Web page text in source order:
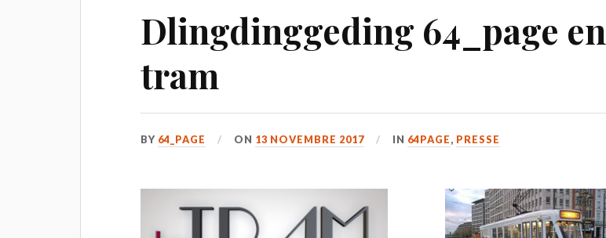
Dlingdinggeding 64_page en
tram
BY 64_PAGE ON 13 NOVEMBRE 2017 IN 64PAGE, PRESSE